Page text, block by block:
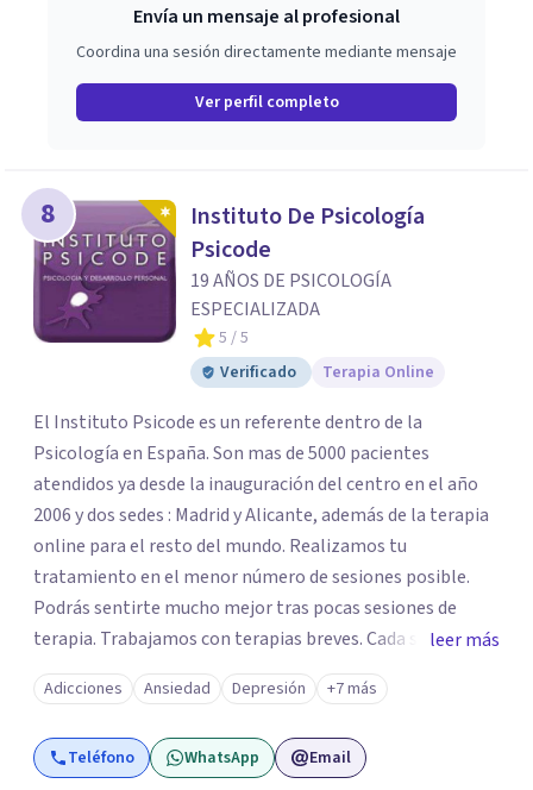
Envía un mensaje al profesional
Coordina una sesión directamente mediante mensaje
Ver perfil completo
8
Instituto De Psicología
Psicode
19 AÑOS DE PSICOLOGÍA
ESPECIALIZADA
5 / 5
Verificado
Terapia Online
El Instituto Psicode es un referente dentro de la
Psicología en España. Son mas de 5000 pacientes
atendidos ya desde la inauguración del centro en el año
2006 y dos sedes : Madrid y Alicante, además de la terapia
online para el resto del mundo. Realizamos tu
tratamiento en el menor número de sesiones posible.
Podrás sentirte mucho mejor tras pocas sesiones de
terapia. Trabajamos con terapias breves. Cada sesión de
terapia te resultará de utilidad y te ayudará a conseguir
tus objetivos. Entre nuestras especialidades destaca la
terapia de pareja y sexual, así como el tratamiento de
problemas emocionales, obsesiones, ansiedad , estrés,
leer más
Adicciones Ansiedad Depresión +7 más
Teléfono WhatsApp Email